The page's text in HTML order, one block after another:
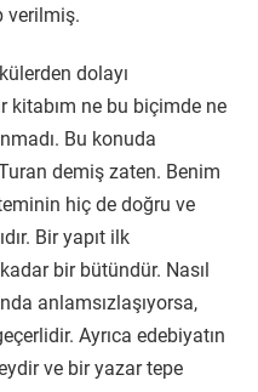
verilmiş.
dolayı
kitabım ne bu biçimde ne
Bu konuda
demiş zaten. Benim
hiç de doğru ve
Bir yapıt ilk
bir bütündür. Nasıl
anlamsızlaşıyorsa,
Ayrıca edebiyatın
ve bir yazar tepe